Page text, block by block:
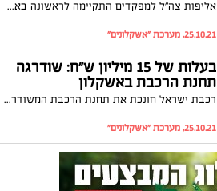
אליפות צה"ל למפקדים התקיימה לראשונה באשקלון. האירוע נערך היום (שני) בסימן הזדהות עם תושבי אשקלון ועוטף עזה, לאחר שנה מאתגרת שכללה את מבצע ״שומר החומות״
25.10.21, מערכת "אשקלונים"
בעלות של 15 מיליון ש"ח: שודרגה
תחנת הרכבת באשקלון
רכבת ישראל חונכת את תחנת הרכבת המשודרגת באשקלון, אשר שופצה בעלות של כ-15 מיליון שקלים. נגישה יותר, עם כניסות ויציאות חדשות וכן עם הסדרי תנועה חדשים מחוצה לה. צפו
25.10.21, מערכת "אשקלונים"